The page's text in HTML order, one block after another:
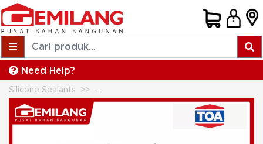
Need Help?
Silicone Sealants